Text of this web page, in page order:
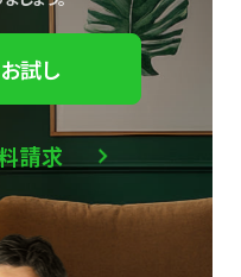
試し
請求